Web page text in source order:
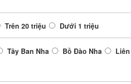
Trên 20 triệu Dưới 1 triệu
Tây Ban Nha Bồ Đào Nha